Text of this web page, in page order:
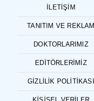
İLETIŞIM
TANITIM VE REKLAM
DOKTORLARIMIZ
EDITÖRLERIMIZ
GIZLILIK POLITIKASI